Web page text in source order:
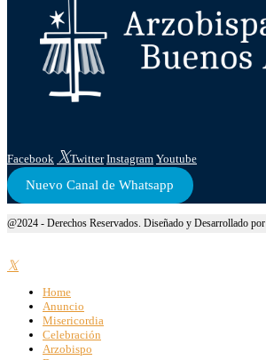
Facebook Twitter Instagram Youtube
Nuevo Canal de Whatsapp
@2024 - Derechos Reservados. Diseñado y Desarrollado por
Home
Anuncio
Misericordia
Celebración
Arzobispo